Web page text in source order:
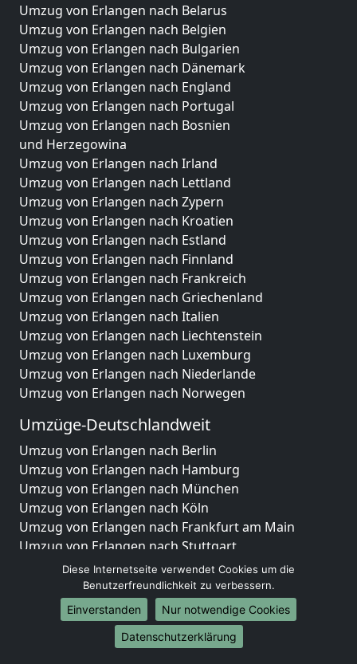
Umzug von Erlangen nach Belarus
Umzug von Erlangen nach Belgien
Umzug von Erlangen nach Bulgarien
Umzug von Erlangen nach Dänemark
Umzug von Erlangen nach England
Umzug von Erlangen nach Portugal
Umzug von Erlangen nach Bosnien
und Herzegowina
Umzug von Erlangen nach Irland
Umzug von Erlangen nach Lettland
Umzug von Erlangen nach Zypern
Umzug von Erlangen nach Kroatien
Umzug von Erlangen nach Estland
Umzug von Erlangen nach Finnland
Umzug von Erlangen nach Frankreich
Umzug von Erlangen nach Griechenland
Umzug von Erlangen nach Italien
Umzug von Erlangen nach Liechtenstein
Umzug von Erlangen nach Luxemburg
Umzug von Erlangen nach Niederlande
Umzug von Erlangen nach Norwegen
Umzüge-Deutschlandweit
Umzug von Erlangen nach Berlin
Umzug von Erlangen nach Hamburg
Umzug von Erlangen nach München
Umzug von Erlangen nach Köln
Umzug von Erlangen nach Frankfurt am Main
Umzug von Erlangen nach Stuttgart
Umzug von Erlangen nach Düsseldorf
Umzug von Erlangen nach Leipzig
Umzug von Erlangen nach Dortmund
Umzug von Erlangen nach Essen
Umzug von Erlangen nach Bremen
Diese Internetseite verwendet Cookies um die
Benutzerfreundlichkeit zu verbessern.
Einverstanden
Nur notwendige Cookies
Datenschutzerklärung